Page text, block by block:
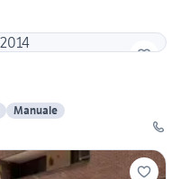
Manuale